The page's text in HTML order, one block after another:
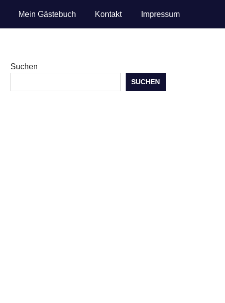
Mein Gästebuch Kontakt Impressum
Suchen
SUCHEN